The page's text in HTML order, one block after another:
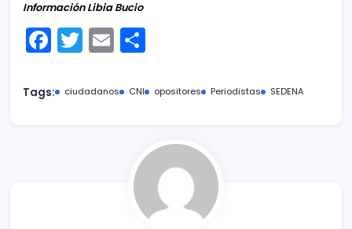
Información Libia Bucio
F
a
c
T
w
itt
E
m
ai m
ar
tir
Tags: ciudadanos CNI opositores Periodistas SEDENA